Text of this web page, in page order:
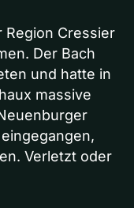
Region Cressier
Der Bach
und hatte in
massive
Verletzt oder